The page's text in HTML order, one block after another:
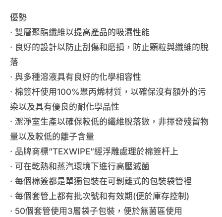
優勢
· 雙層聚酯纖維以提高產品的吸濕性能
· 良好的設計以防止刮傷和磨損，防止顆粒與纖維的脫
落
· 與多種溶液具有良好的化學相容性
· 棉簽杆使用100%聚丙烯材質，以確保沒有額外的污
染以及具有優良的耐化學品性
· 潔淨室生產以確保較低的纖維脫落數，非揮發殘留物
量以及較低的離子含量
· 品牌商標”TEXWIPE”經浮雕處理於棉簽杆上
· 可在乾熱和蒸汽環境下進行高壓滅菌
· 每個棉簽都是單獨包裝在可剝離式的包裝袋管裡
· 每個套管上都有批次號和有效期(便於庫存控制)
· 50個套管使用3層袋子包裝，便於無菌區使用